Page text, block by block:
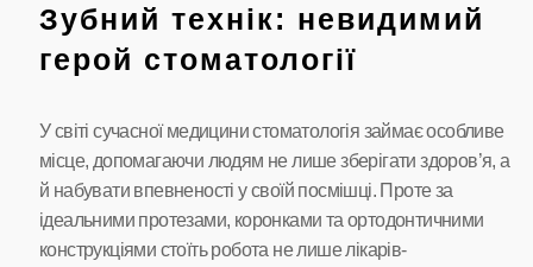
Зубний технік: невидимий
герой стоматології
У світі сучасної медицини стоматологія займає особливе
місце, допомагаючи людям не лише зберігати здоров’я, а
й набувати впевненості у своїй посмішці. Проте за
ідеальними протезами, коронками та ортодонтичними
конструкціями стоїть робота не лише лікарів-